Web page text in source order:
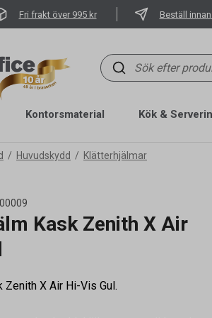
Fri frakt över 995 kr Beställ
Kontorsmaterial Kök &
Huvudskydd Klätterhjälmar
Kask Zenith X Air
Zenith X Air Hi-Vis Gul.